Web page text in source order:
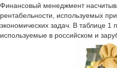
Финансовый менеджмент
рентабельности, используемых
экономических задач. В таблице 1
используемые в российском и